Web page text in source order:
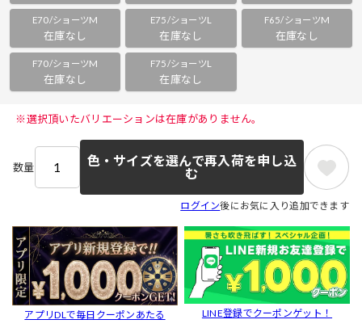
E70/ショーツM
在庫なし
E75/ショーツL
在庫なし
F65/ショーツM
在庫なし
F70/ショーツM
在庫なし
F75/ショーツL
在庫なし
※選択頂いたバリエーションは在庫がありません。
数量
色・サイズを選んで再入荷を申し込
む
ログイン後にお気に入り追加できます
アプリDLで毎日クーポンあたる LINE登録でクーポンゲット！